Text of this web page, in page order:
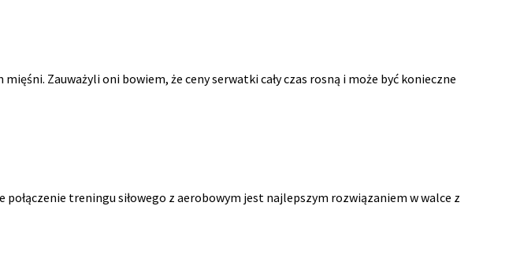
Zauważyli oni bowiem, że ceny serwatki cały czas rosną i może być konieczne
treningu siłowego z aerobowym jest najlepszym rozwiązaniem w walce z